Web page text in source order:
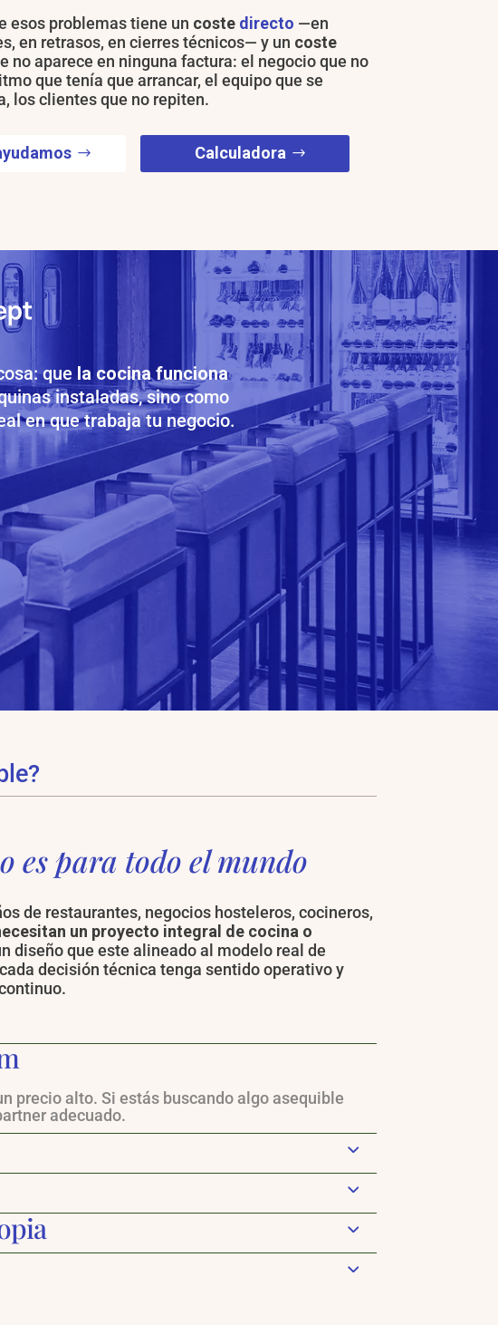
esos problemas tiene un coste directo —en
en retrasos, en cierres técnicos— y un coste
no aparece en ninguna factura: el negocio que no
que tenía que arrancar, el equipo que se
los clientes que no repiten.
Calculadora
que la cocina funciona
instaladas, sino como
en que trabaja tu negocio.
es para todo el mundo
de restaurantes, negocios hosteleros, cocineros,
un proyecto integral de cocina o
diseño que este alineado al modelo real de
decisión técnica tenga sentido operativo y
precio alto. Si estás buscando algo asequible
adecuado.